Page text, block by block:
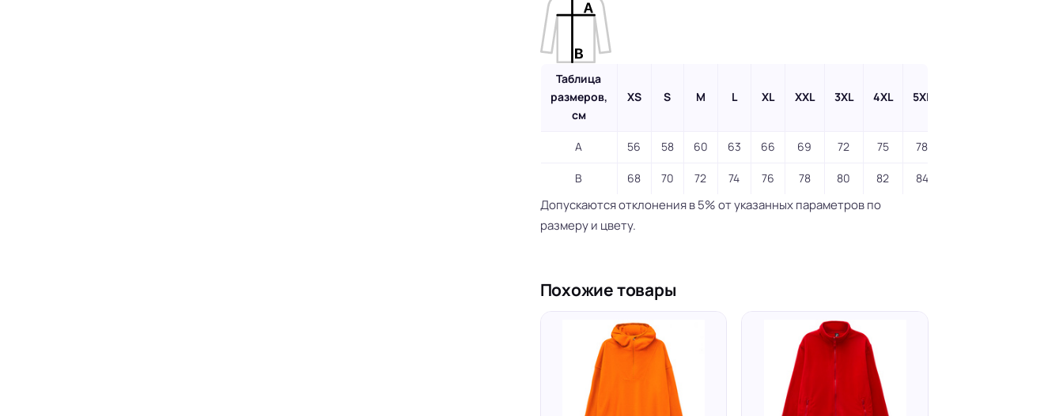
Таблица
размеров,
см
XS S M L XL XXL 3XL 4XL 5XL
A 56 58 60 63 66 69 72 75 78
B 68 70 72 74 76 78 80 82 84
Допускаются отклонения в 5% от указанных параметров по
размеру и цвету.
Похожие товары